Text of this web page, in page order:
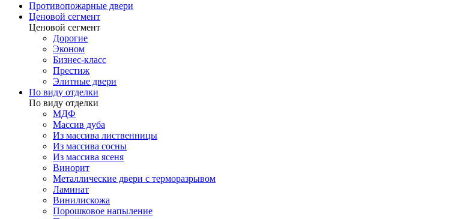
Противопожарные двери
Ценовой сегмент
Ценовой сегмент
Дорогие
Эконом
Бизнес-класс
Престиж
Элитные двери
По виду отделки
По виду отделки
МДФ
Массив дуба
Из массива лиственницы
Из массива сосны
Из массива ясеня
Винорит
Металлические двери с терморазрывом
Ламинат
Винилискожа
Порошковое напыление